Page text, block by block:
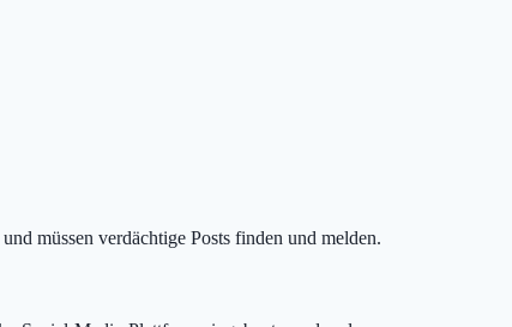
müssen verdächtige Posts finden und melden.